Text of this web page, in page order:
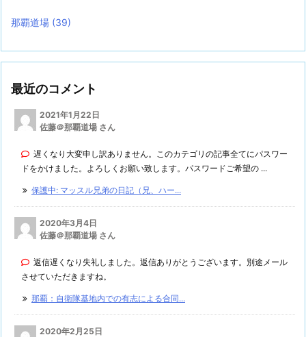
那覇道場 (39)
最近のコメント
2021年1月22日
佐藤＠那覇道場 さん
遅くなり大変申し訳ありません。このカテゴリの記事全てにパスワー
ドをかけました。よろしくお願い致します。パスワードご希望の ...
保護中: マッスル兄弟の日記（兄、ハー...
2020年3月4日
佐藤＠那覇道場 さん
返信遅くなり失礼しました。返信ありがとうございます。別途メール
させていただきますね。
那覇：自衛隊基地内での有志による合同...
2020年2月25日